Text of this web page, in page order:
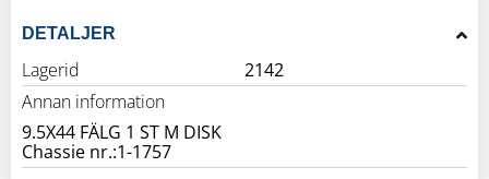
DETALJER
Lagerid
2142
Annan information
9.5X44 FÄLG 1 ST M DISK
Chassie nr.:1-1757